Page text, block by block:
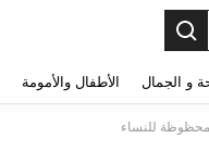
و الجمال الأطفال والأمومة